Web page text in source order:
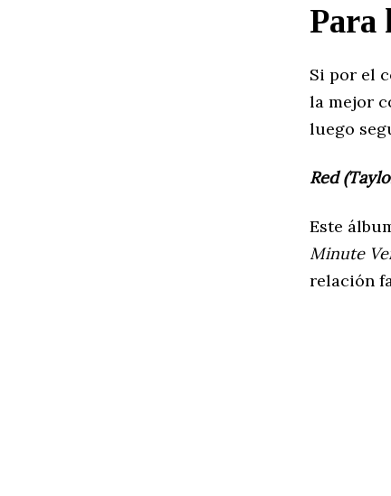
Para
Si por el
la mejor
luego
Red
Este
Minute
relación